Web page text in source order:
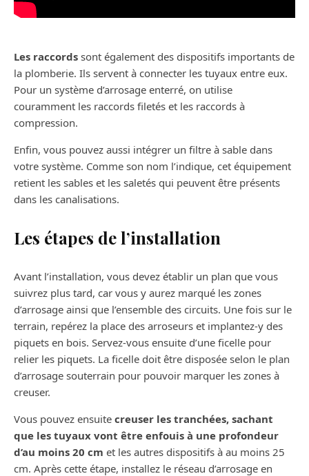
Les raccords sont également des dispositifs importants de
la plomberie. Ils servent à connecter les tuyaux entre eux.
Pour un système d’arrosage enterré, on utilise
couramment les raccords filetés et les raccords à
compression.
Enfin, vous pouvez aussi intégrer un filtre à sable dans
votre système. Comme son nom l’indique, cet équipement
retient les sables et les saletés qui peuvent être présents
dans les canalisations.
Les étapes de l’installation
Avant l’installation, vous devez établir un plan que vous
suivrez plus tard, car vous y aurez marqué les zones
d’arrosage ainsi que l’ensemble des circuits. Une fois sur le
terrain, repérez la place des arroseurs et implantez-y des
piquets en bois. Servez-vous ensuite d’une ficelle pour
relier les piquets. La ficelle doit être disposée selon le plan
d’arrosage souterrain pour pouvoir marquer les zones à
creuser.
Vous pouvez ensuite creuser les tranchées, sachant
que les tuyaux vont être enfouis à une profondeur
d’au moins 20 cm et les autres dispositifs à au moins 25
cm. Après cette étape, installez le réseau d’arrosage en